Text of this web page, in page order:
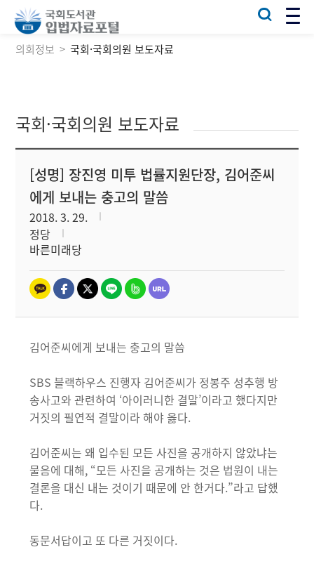
의회정보 국회·국회의원 보도자료
국회·국회의원 보도자료
[성명] 장진영 미투 법률지원단장, 김어준씨
에게 보내는 충고의 말씀
2018. 3. 29.
정당
바른미래당
김어준씨에게 보내는 충고의 말씀
SBS 블랙하우스 진행자 김어준씨가 정봉주 성추행 방
송사고와 관련하여 ‘아이러니한 결말’이라고 했다지만
거짓의 필연적 결말이라 해야 옳다.
김어준씨는 왜 입수된 모든 사진을 공개하지 않았냐는
물음에 대해, “모든 사진을 공개하는 것은 법원이 내는
결론을 대신 내는 것이기 때문에 안 한거다.”라고 답했
다.
동문서답이고 또 다른 거짓이다.